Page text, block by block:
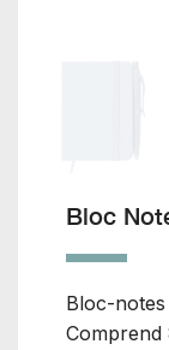
Bloc
Bloc-notes
Comprend